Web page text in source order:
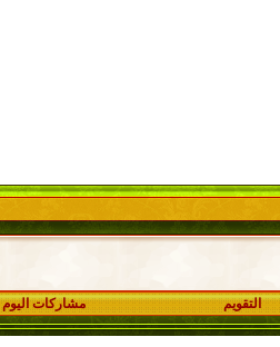
التقويم مشاركات اليوم